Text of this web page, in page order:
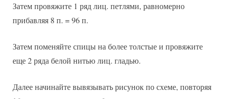
Затем провяжите 1 ряд лиц. петлями, равномерно
прибавляя 8 п. = 96 п.
Затем поменяйте спицы на более толстые и провяжите
еще 2 ряда белой нитью лиц. гладью.
Далее начинайте вывязывать рисунок по схеме, повторяя